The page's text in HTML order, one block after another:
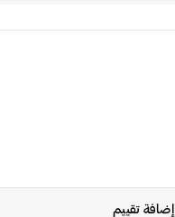
إضافة تقييم